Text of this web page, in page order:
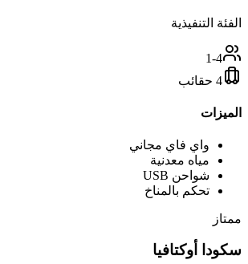
الفئة التنفيذية
1-4
4 حقائب
الميزات
واي فاي مجاني
مياه معدنية
شواحن USB
تحكم بالمناخ
ممتاز
سكودا أوكتافيا